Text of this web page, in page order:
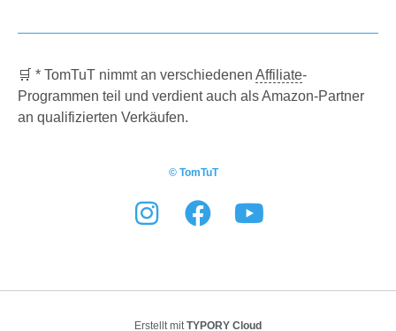
🛒 * TomTuT nimmt an verschiedenen Affiliate-
Programmen teil und verdient auch als Amazon-Partner
an qualifizierten Verkäufen.
© TomTuT
Erstellt mitTYPORY Cloud